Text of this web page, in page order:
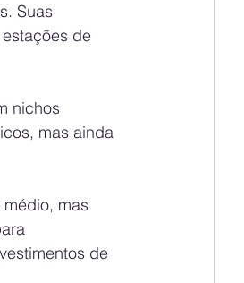
Suas
de
nichos
mas ainda
mas
de